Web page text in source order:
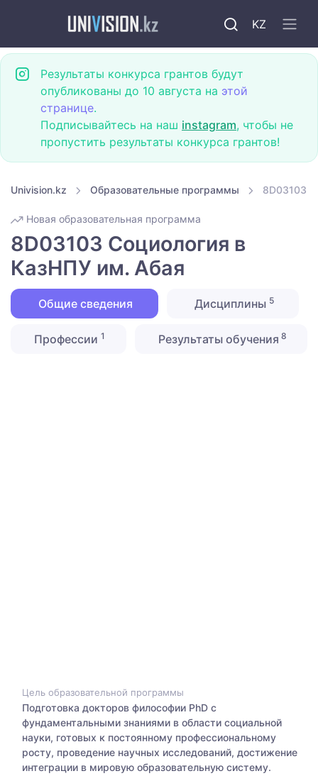
KZ
Результаты конкурса грантов будут
опубликованы до 10 августа на этой
странице.
Подписывайтесь на наш instagram, чтобы не
пропустить результаты конкурса грантов!
Univision.kz Образовательные программы 8D03103
Новая образовательная программа
8D03103 Социология в
КазНПУ им. Абая
Общие сведения Дисциплины 5
Профессии1 Результаты обучения 8
Цель образовательной программы
Подготовка докторов философии PhD с
фундаментальными знаниями в области социальной
науки, готовых к постоянному профессиональному
росту, проведение научных исследований, достижение
интеграции в мировую образовательную систему.